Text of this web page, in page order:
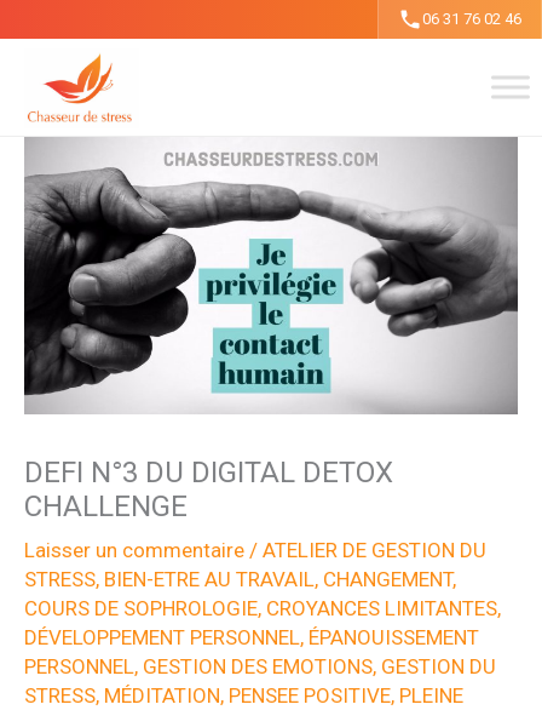
contenu
06 31 76 02 46
DEFI N°3 DU DIGITAL DETOX
CHALLENGE
Laisser un commentaire / ATELIER DE GESTION DU
STRESS, BIEN-ETRE AU TRAVAIL, CHANGEMENT,
COURS DE SOPHROLOGIE, CROYANCES LIMITANTES,
DÉVELOPPEMENT PERSONNEL, ÉPANOUISSEMENT
PERSONNEL, GESTION DES EMOTIONS, GESTION DU
STRESS, MÉDITATION, PENSEE POSITIVE, PLEINE